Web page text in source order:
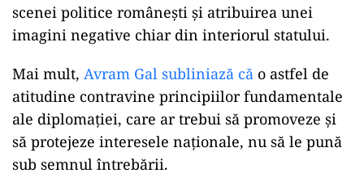
scenei politice românești și atribuirea unei
imagini negative chiar din interiorul statului.
Mai mult, Avram Gal subliniază că o astfel de
atitudine contravine principiilor fundamentale
ale diplomației, care ar trebui să promoveze și
să protejeze interesele naționale, nu să le pună
sub semnul întrebării.